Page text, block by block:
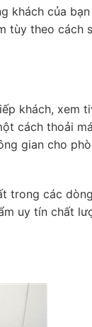
khách của bạn
tùy theo cách
khách, xem
cách thoải
gian cho
trong các
uy tín chất